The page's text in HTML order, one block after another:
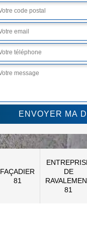
FAÇADIER
81
DE
81